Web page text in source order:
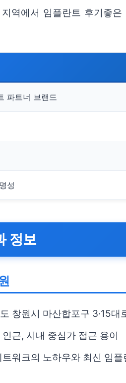
역에서 임플란트 후기좋
파트너 브랜드
성
정보
창원시 마산합포구 3·15
근, 시내 중심가 접근 용이
워크의 노하우와 최신 임